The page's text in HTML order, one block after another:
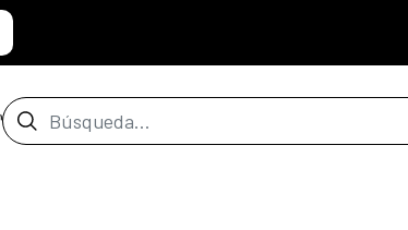
Barra de búsqueda